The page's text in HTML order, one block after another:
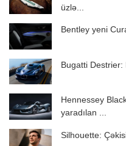
üzlə...
Bentley yeni
Bugatti Destrier:
Hennessey
yaradılan ...
Silhouette: